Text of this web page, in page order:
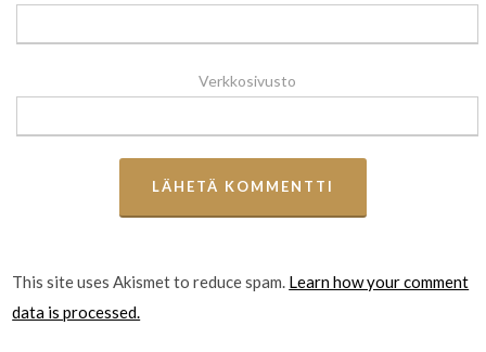
Verkkosivusto
This site uses Akismet to reduce spam. Learn how your comment
data is processed.